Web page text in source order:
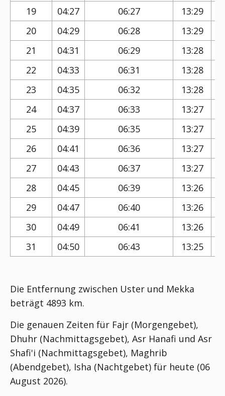
19 04:27 06:27 13:29
20
04:29 06:28 13:29
21
04:31 06:29 13:28
22
04:33 06:31 13:28
23
04:35 06:32 13:28
24
04:37 06:33 13:27
25
04:39 06:35 13:27
26
04:41 06:36 13:27
27
04:43 06:37 13:27
28
04:45 06:39 13:26
29
04:47 06:40 13:26
30
04:49 06:41 13:26
31
04:50 06:43 13:25
Die Entfernung zwischen Uster und Mekka
beträgt 4893 km.
Die genauen Zeiten für Fajr (Morgengebet),
Dhuhr (Nachmittagsgebet), Asr Hanafi und Asr
Shafi'i (Nachmittagsgebet), Maghrib
(Abendgebet), Isha (Nachtgebet) für heute (06
August 2026).